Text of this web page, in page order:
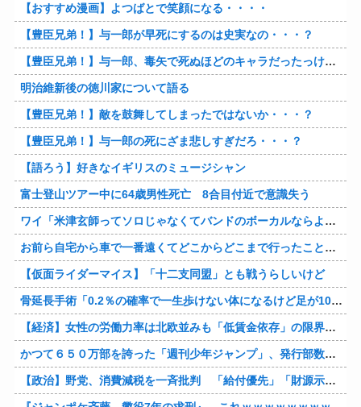
【おすすめ漫画】よつばとで笑顔になる・・・・
【豊臣兄弟！】与一郎が早死にするのは史実なの・・・？
【豊臣兄弟！】与一郎、毒矢で死ぬほどのキャラだったっけ・・・・
明治維新後の徳川家について語る
【豊臣兄弟！】敵を鼓舞してしまったではないか・・・？
【豊臣兄弟！】与一郎の死にざま悲しすぎだろ・・・？
【語ろう】好きなイギリスのミュージシャン
富士登山ツアー中に64歳男性死亡 8合目付近で意識失う
ワイ「米津玄師ってソロじゃなくてバンドのボーカルならよかったよね」
お前ら自宅から車で一番遠くてどこからどこまで行ったことある？
【仮面ライダーマイス】「十二支同盟」とも戦うらしいけど
骨延長手術「0.2％の確率で一生歩けない体になるけど足が10cm伸びます」←コスパ良すぎるだろ
【経済】女性の労働力率は北欧並みも「低賃金依存」の限界 団塊世代の完全引退で、企業が迫られる“最後の選択”
かつて６５０万部を誇った「週刊少年ジャンプ」、発行部数が初の100万部割れ
【政治】野党、消費減税を一斉批判 「給付優先」「財源示せ」